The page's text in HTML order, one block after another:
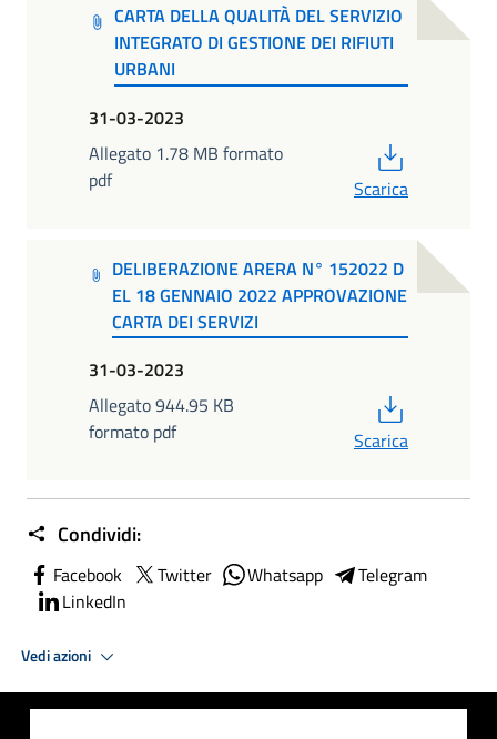
CARTA DELLA QUALITÀ DEL SERVIZIO
INTEGRATO DI GESTIONE DEI RIFIUTI
URBANI
31-03-2023
Allegato 1.78 MB formato
pdf
Scarica
DELIBERAZIONE ARERA N° 152022 D
EL 18 GENNAIO 2022 APPROVAZIONE
CARTA DEI SERVIZI
31-03-2023
Allegato 944.95 KB
formato pdf
Scarica
Condividi:
Facebook Twitter Whatsapp
Telegram
LinkedIn
Vedi azioni